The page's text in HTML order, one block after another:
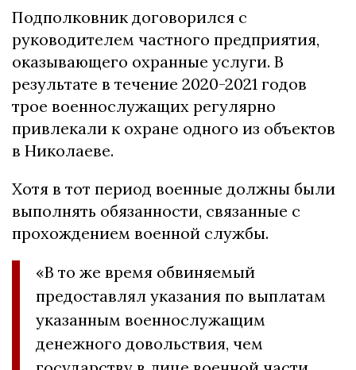
Подполковник договорился с
руководителем частного предприятия,
оказывающего охранные услуги. В
результате в течение 2020-2021 годов
трое военнослужащих регулярно
привлекали к охране одного из объектов
в Николаеве.
Хотя в тот период военные должны были
выполнять обязанности, связанные с
прохождением военной службы.
«В то же время обвиняемый
предоставлял указания по выплатам
указанным военнослужащим
денежного довольствия, чем